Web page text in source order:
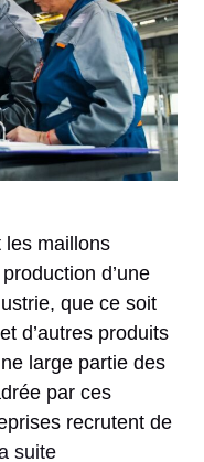
les maillons
d’une
que ce soit
d’autres produits
large partie des
par ces
recrutent de
suite